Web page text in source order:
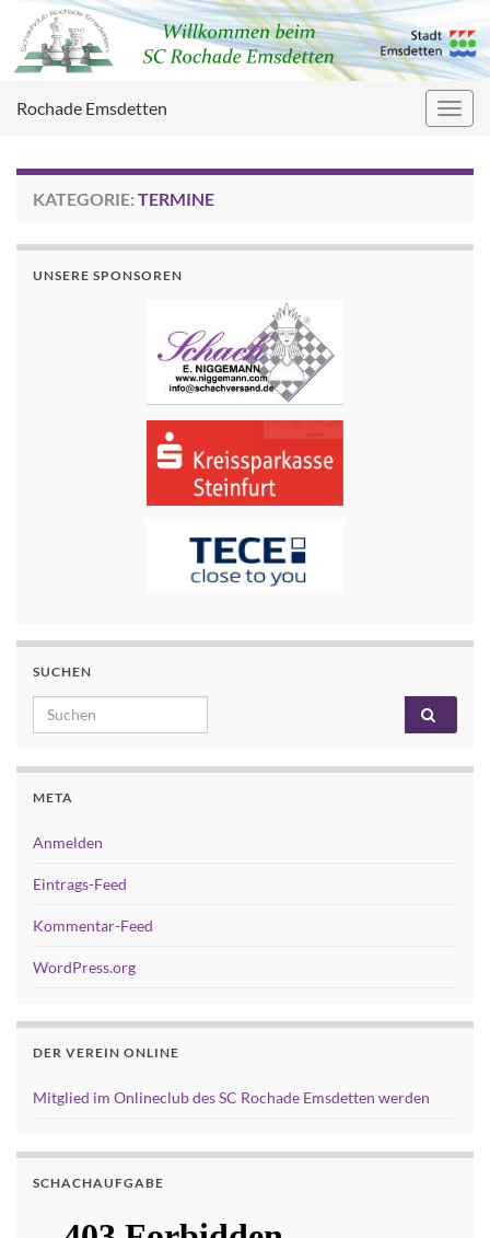
Rochade Emsdetten
KATEGORIE: TERMINE
UNSERE SPONSOREN
SUCHEN
Search for:
META
Anmelden
Eintrags-Feed
Kommentar-Feed
WordPress.org
DER VEREIN ONLINE
Mitglied im Onlineclub des SC Rochade Emsdetten werden
SCHACHAUFGABE